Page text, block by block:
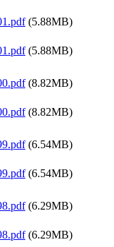
(5.88MB)
(5.88MB)
(8.82MB)
(8.82MB)
(6.54MB)
(6.54MB)
(6.29MB)
(6.29MB)